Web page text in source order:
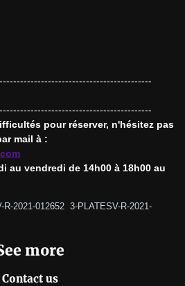
pour réserver, n'hésitez pas
au vendredi de 14h00 à 18h00 au
2021-012652  3-PLATESV-R-2021-
more
Contact us